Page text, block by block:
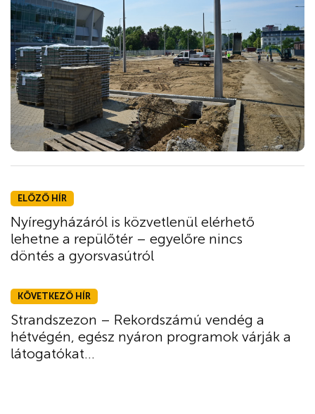
ELŐZŐ HÍR
Nyíregyházáról is közvetlenül elérhető
lehetne a repülőtér – egyelőre nincs
döntés a gyorsvasútról
KÖVETKEZŐ HÍR
Strandszezon – Rekordszámú vendég a
hétvégén, egész nyáron programok várják a
látogatókat...